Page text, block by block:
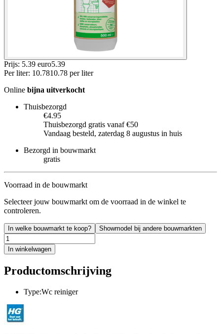
Prijs: 5.39 euro5.39
Per liter: 10.7810.78 per liter
Online bijna uitverkocht
Thuisbezorgd
€4.95
Thuisbezorgd gratis vanaf €50
Vandaag besteld, zaterdag 8 augustus in huis
Bezorgd in bouwmarkt
gratis
Voorraad in de bouwmarkt
Selecteer jouw bouwmarkt om de voorraad in de winkel te
controleren.
In welke bouwmarkt te koop? Showmodel bij andere bouwmarkten
In winkelwagen
Productomschrijving
Type:Wc reiniger